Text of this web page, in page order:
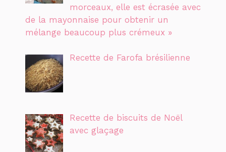
morceaux, elle est écrasée avec
de la mayonnaise pour obtenir un
mélange beaucoup plus crémeux »
Recette de Farofa brésilienne
Recette de biscuits de Noël
avec glaçage